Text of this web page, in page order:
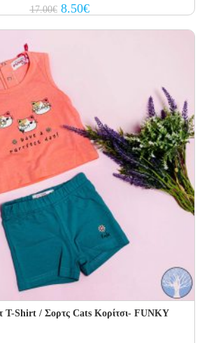
17.00€ Original
price
8.50€Current
price
Τ-Shirt / Σορτς Cats Κορίτσι- FUNKY